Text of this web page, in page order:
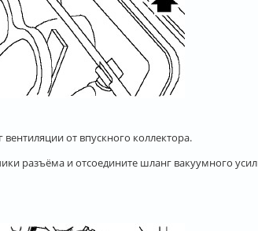
от впускного коллектора.
разъёма и отсоедините шланг вакуумного